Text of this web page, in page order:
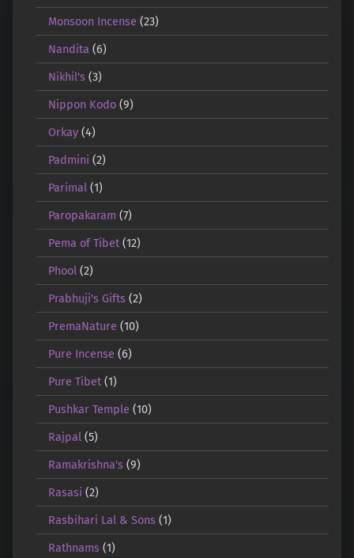
Monsoon Incense (23)
Nandita (6)
Nikhil's(3)
Nippon Kodo(9)
Orkay(4)
Padmini (2)
Parimal (1)
Paropakaram (7)
Pema of Tibet(12)
Phool (2)
Prabhuji's Gifts(2)
PremaNature (10)
Pure Incense (6)
Pure Tibet(1)
Pushkar Temple (10)
Rajpal (5)
Ramakrishna's(9)
Rasasi (2)
Rasbihari Lal & Sons(1)
Rathnams(1)